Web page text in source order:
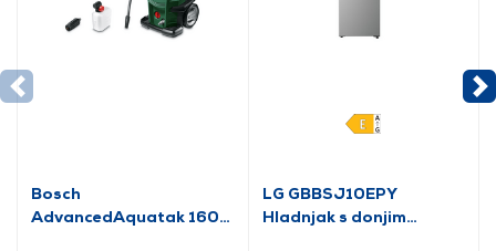
Bosch
AdvancedAquatak 160
LG GBBSJ10EPY
Hladnjak s donjim